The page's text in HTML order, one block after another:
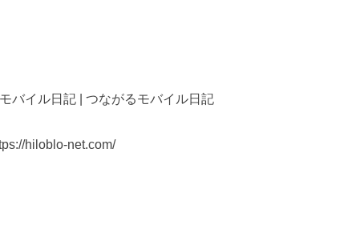
バイル日記 | つながるモバイル日記
hiloblo-net.com/